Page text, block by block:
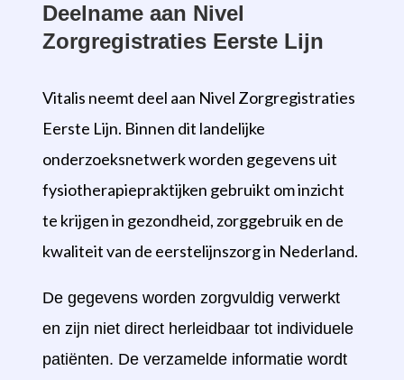
Deelname aan Nivel
Zorgregistraties Eerste Lijn
Vitalis neemt deel aan Nivel Zorgregistraties
Eerste Lijn. Binnen dit landelijke
onderzoeksnetwerk worden gegevens uit
fysiotherapiepraktijken gebruikt om inzicht
te krijgen in gezondheid, zorggebruik en de
kwaliteit van de eerstelijnszorg in Nederland.
De gegevens worden zorgvuldig verwerkt
en zijn niet direct herleidbaar tot individuele
patiënten. De verzamelde informatie wordt